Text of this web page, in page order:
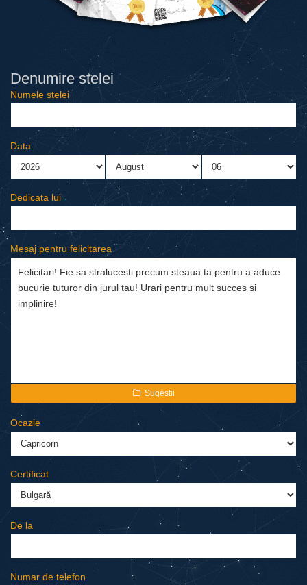
Denumire stelei
Numele stelei
Data
Dedicata lui
Mesaj pentru felicitarea
Sugestii
Ocazie
Certificat
De la
Numar de telefon